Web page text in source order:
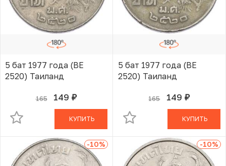
5 бат 1977 года (BE
2520) Таиланд
165 149 руб.
В КОРЗИНЕ
КУПИТЬ
5 бат 1977 года (BE
2520) Таиланд
165 149 руб.
В КОРЗИНЕ
КУПИТЬ
-10% -10%